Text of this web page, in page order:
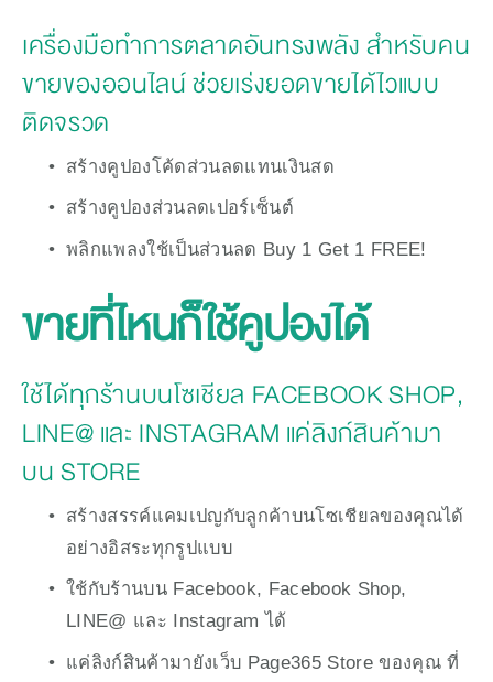
เครื่องมือทำการตลาดอันทรงพลัง สำหรับคน
ขายของออนไลน์ ช่วยเร่งยอดขายได้ไวแบบ
ติดจรวด
สร้างคูปองโค้ดส่วนลดแทนเงินสด
สร้างคูปองส่วนลดเปอร์เซ็นต์
พลิกแพลงใช้เป็นส่วนลด Buy 1 Get 1 FREE!
ขายที่ไหนก็ใช้คูปองได้
ใช้ได้ทุกร้านบนโซเชียล FACEBOOK SHOP,
LINE@ และ INSTAGRAM แค่ลิงก์สินค้ามา
บน STORE
สร้างสรรค์แคมเปญกับลูกค้าบนโซเชียลของคุณได้
อย่างอิสระทุกรูปแบบ
ใช้กับร้านบน Facebook, Facebook Shop,
LINE@ และ Instagram ได้
แค่ลิงก์สินค้ามายังเว็บ Page365 Store ของคุณ ที่